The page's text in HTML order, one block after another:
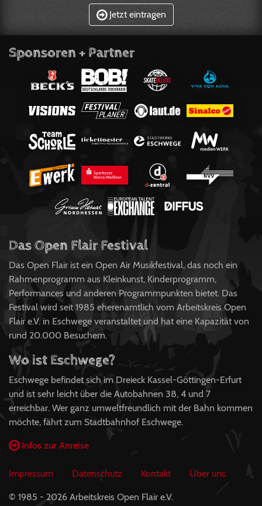
Jetzt eintragen
Sponsoren + Partner
Das Open Flair Festival
Das Open Flair ist ein Open Air Musikfestival, das noch ein
Rahmenprogramm aus Kleinkunst, Kinderprogramm,
Performances und anderen Programmpunkten bietet. Das
Festival wird seit 1985 eherenamtlich vom Arbeitskreis Open
Flair e.V. in Eschwege veranstaltet und hat eine Kapazität von
rund 20.000 Besuchern.
Wo ist Eschwege?
Eschwege befindet sich im Dreieck Kassel-Göttingen-Erfurt
und ist sehr leicht über die Autobahnen 38, 4 und 7
erreichbar. Wer ganz umweltfreundlich mit der Bahn kommen
möchte, fährt zum Stadtbahnhof Eschwege.
Infos zur Anreise
Impressum Datenschutz Kontakt Über uns
© 1985 - 2026 Arbeitskreis Open Flair e.V.